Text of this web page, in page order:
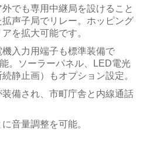
でも専用中継局を設けること
声子局でリレー。ホッピング
を拡大可能です。
入力用端子も標準装備で
。ソーラーパネル、LED電光
静止画）もオプション設定。
備され、市町庁舎と内線通話
音量調整を可能。